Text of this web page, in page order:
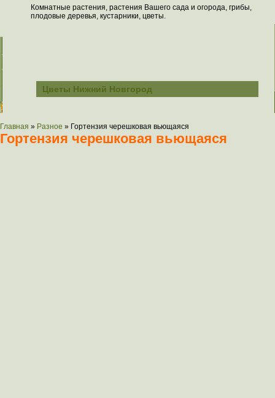
Комнатные растения, растения Вашего сада и огорода, грибы,
плодовые деревья, кустарники, цветы.
Цветы Нижний Новгород
Главная » Разное » Гортензия черешковая вьющаяся
Гортензия черешковая вьющаяся